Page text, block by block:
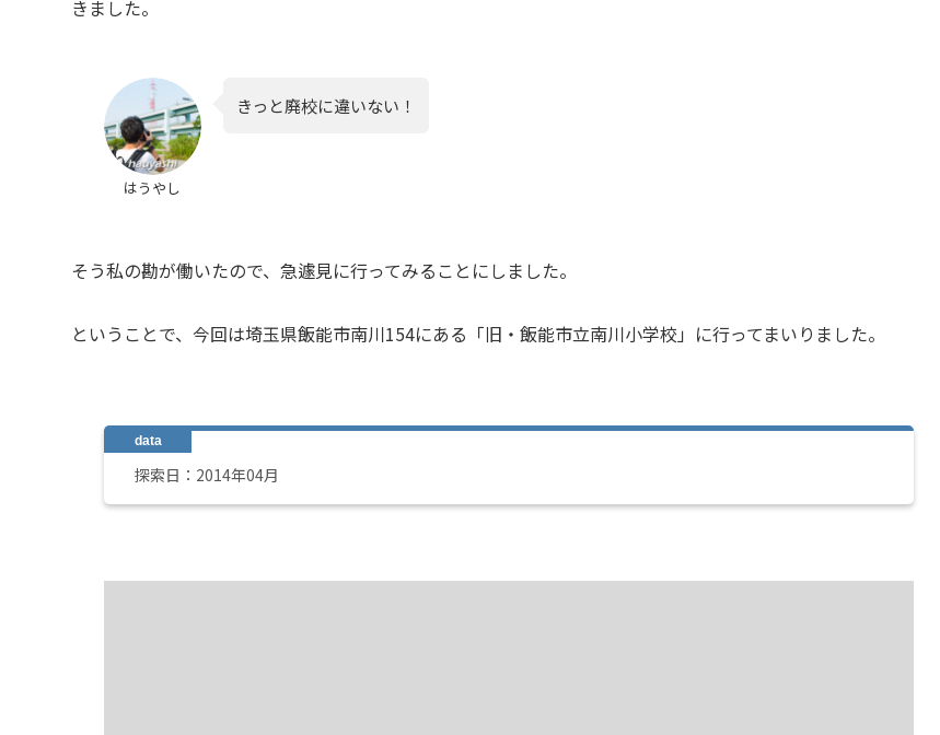
きました。
はうやし
きっと廃校に違いない！
そう私の勘が働いたので、急遽見に行ってみることにしました。
ということで、今回は埼玉県飯能市南川154にある「旧・飯能市立南川小学校」に行ってまいりました。
探索日：2014年04月